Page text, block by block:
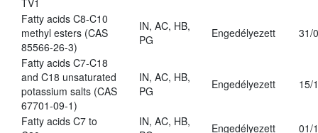
TV1
Fatty acids C8-C10
methyl esters (CAS
85566-26-3)
IN, AC, HB,
PG
Engedélyezett 31/
Fatty acids C7-C18
and C18 unsaturated
potassium salts (CAS
67701-09-1)
IN, AC, HB,
PG
Engedélyezett 15/
Fatty acids C7 to
IN, AC, HB,
Engedélyezett
01/